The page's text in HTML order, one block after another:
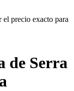
el precio exacto para
de Serra